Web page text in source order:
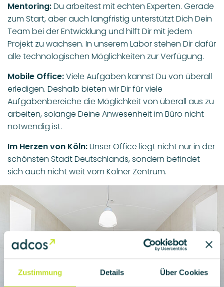
Zustimmung Details Über Cookies
Mentoring:Du arbeitest mit echten Experten. Gerade
zum Start, aber auch langfristig unterstützt Dich Dein
Team bei der Entwicklung und hilft Dir mit jedem
Projekt zu wachsen. In unserem Labor stehen Dir dafür
alle technologischen Möglichkeiten zur Verfügung.
Mobile Office:Viele Aufgaben kannst Du von überall
erledigen. Deshalb bieten wir Dir für viele
Aufgabenbereiche die Möglichkeit von überall aus zu
arbeiten, solange Deine Anwesenheit im Büro nicht
notwendig ist.
Im Herzen von Köln:Unser Office liegt nicht nur in der
schönsten Stadt Deutschlands, sondern befindet
sich auch nicht weit vom Kölner Zentrum.
Haben wir Dein Interesse geweckt?
Dann könnte das schon bald
Dein neuer Arbeitsplatz sein.